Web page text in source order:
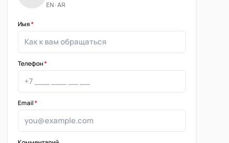
EN · AR
Имя*
Телефон*
Email*